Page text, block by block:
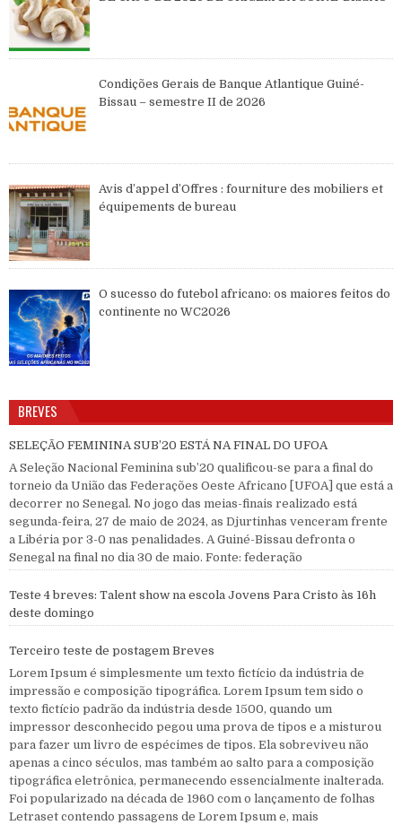
Condições Gerais de Banque Atlantique Guiné-
Bissau – semestre II de 2026
Avis d’appel d’Offres : fourniture des mobiliers et
équipements de bureau
O sucesso do futebol africano: os maiores feitos do
continente no WC2026
BREVES
SELEÇÃO FEMININA SUB’20 ESTÁ NA FINAL DO UFOA
A Seleção Nacional Feminina sub’20 qualificou-se para a final do
torneio da União das Federações Oeste Africano [UFOA] que está a
decorrer no Senegal. No jogo das meias-finais realizado está
segunda-feira, 27 de maio de 2024, as Djurtinhas venceram frente
a Libéria por 3-0 nas penalidades. A Guiné-Bissau defronta o
Senegal na final no dia 30 de maio. Fonte: federação
Teste 4 breves: Talent show na escola Jovens Para Cristo às 16h
deste domingo
Terceiro teste de postagem Breves
Lorem Ipsum é simplesmente um texto fictício da indústria de
impressão e composição tipográfica. Lorem Ipsum tem sido o
texto fictício padrão da indústria desde 1500, quando um
impressor desconhecido pegou uma prova de tipos e a misturou
para fazer um livro de espécimes de tipos. Ela sobreviveu não
apenas a cinco séculos, mas também ao salto para a composição
tipográfica eletrônica, permanecendo essencialmente inalterada.
Foi popularizado na década de 1960 com o lançamento de folhas
Letraset contendo passagens de Lorem Ipsum e, mais